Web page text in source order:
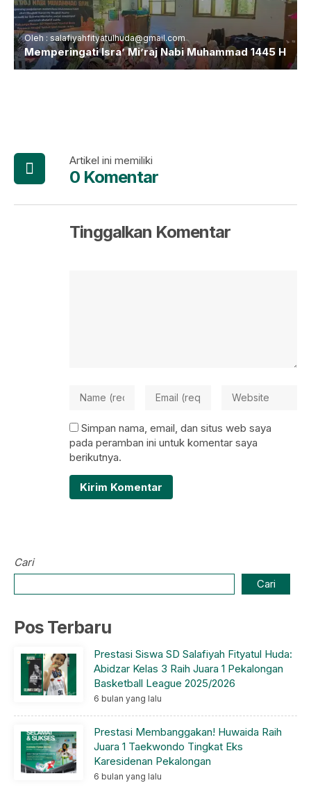
Oleh : salafiyahfityatulhuda@gmail.com
Memperingati Isra’ Mi’raj Nabi Muhammad 1445 H
Artikel ini memiliki
0 Komentar
Tinggalkan Komentar
Simpan nama, email, dan situs web saya
pada peramban ini untuk komentar saya
berikutnya.
Cari
Cari
Pos Terbaru
Prestasi Siswa SD Salafiyah Fityatul Huda:
Abidzar Kelas 3 Raih Juara 1 Pekalongan
Basketball League 2025/2026
6 bulan yang lalu
Prestasi Membanggakan! Huwaida Raih
Juara 1 Taekwondo Tingkat Eks
Karesidenan Pekalongan
6 bulan yang lalu